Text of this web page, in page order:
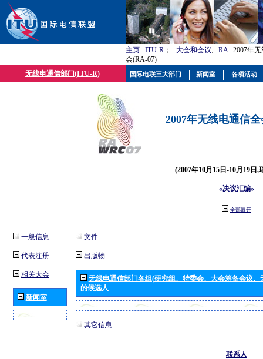
主页 : ITU-R ； : 大会和会议; : RA: 2007年
会(RA-07)
无线电通信部门(ITU-R)
2007年无线电通信
(2007年10月15日-10月19日,
«决议汇编»
全部展开
一般信息
代表注册
相关大会
新闻室
文件
出版物
无线电通信部门各组(研究组、特委会、大会筹备会议
的候选人
其它信息
联系人
国际电联三大部门 新闻室 各项活动